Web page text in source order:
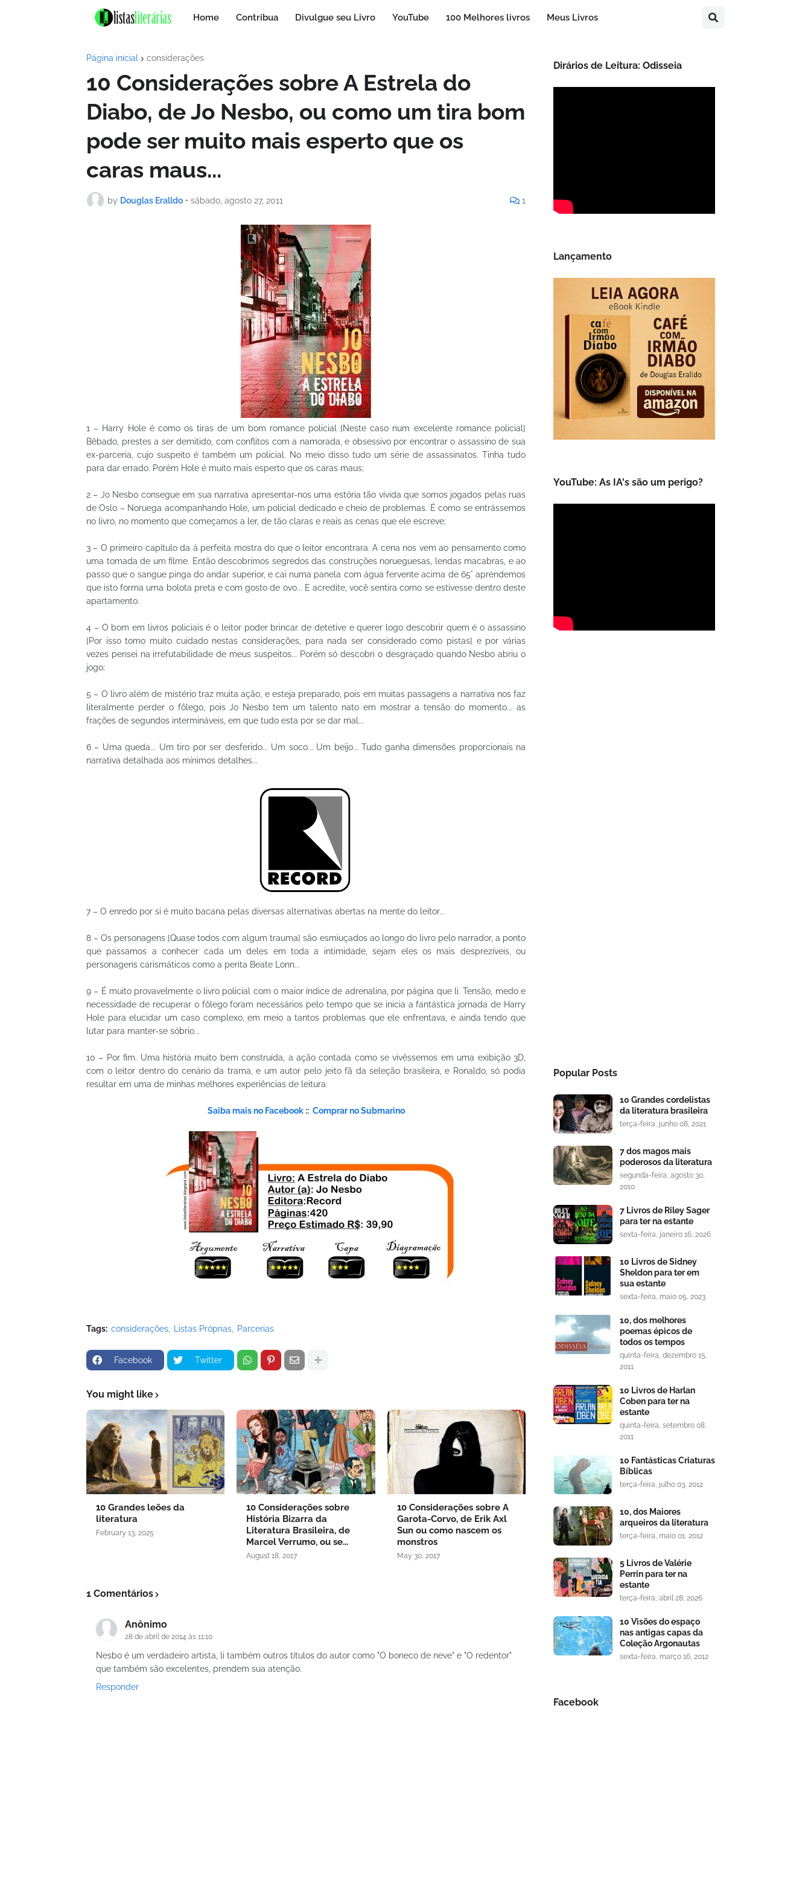
Home Contribua Divulgue seu Livro YouTube 100 Melhores livros Meus Livros
Página inicial considerações
10 Considerações sobre A Estrela do
Diabo, de Jo Nesbo, ou como um tira bom
pode ser muito mais esperto que os
caras maus...
by Douglas Eralldo • sábado, agosto 27, 2011 1
1 – Harry Hole é como os tiras de um bom romance policial [Neste caso num excelente romance policial]
Bêbado, prestes a ser demitido, com conflitos com a namorada, e obsessivo por encontrar o assassino de sua
ex-parceria, cujo suspeito é também um policial. No meio disso tudo um série de assassinatos. Tinha tudo
para dar errado. Porém Hole é muito mais esperto que os caras maus;
2 – Jo Nesbo consegue em sua narrativa apresentar-nos uma estória tão vívida que somos jogados pelas ruas
de Oslo – Noruega acompanhando Hole, um policial dedicado e cheio de problemas. É como se entrássemos
no livro, no momento que começamos a ler, de tão claras e reais as cenas que ele escreve;
3 – O primeiro capítulo da á perfeita mostra do que o leitor encontrara. A cena nos vem ao pensamento como
uma tomada de um filme. Então descobrimos segredos das construções norueguesas, lendas macabras, e ao
passo que o sangue pinga do andar superior, e cai numa panela com água fervente acima de 65° aprendemos
que isto forma uma bolota preta e com gosto de ovo... E acredite, você sentira como se estivesse dentro deste
apartamento.
4 – O bom em livros policiais é o leitor poder brincar de detetive e querer logo descobrir quem é o assassino
[Por isso tomo muito cuidado nestas considerações, para nada ser considerado como pistas] e por várias
vezes pensei na irrefutabilidade de meus suspeitos... Porém só descobri o desgraçado quando Nesbo abriu o
jogo;
5 – O livro além de mistério traz muita ação, e esteja preparado, pois em muitas passagens a narrativa nos faz
literalmente perder o fôlego, pois Jo Nesbo tem um talento nato em mostrar a tensão do momento... as
frações de segundos intermináveis, em que tudo esta por se dar mal...
6 – Uma queda... Um tiro por ser desferido... Um soco... Um beijo... Tudo ganha dimensões proporcionais na
narrativa detalhada aos mínimos detalhes...
7 – O enredo por si é muito bacana pelas diversas alternativas abertas na mente do leitor...
8 – Os personagens [Quase todos com algum trauma] são esmiuçados ao longo do livro pelo narrador, a ponto
que passamos a conhecer cada um deles em toda a intimidade, sejam eles os mais desprezíveis, ou
personagens carismáticos como a perita Beate Lonn...
9 – É muito provavelmente o livro policial com o maior índice de adrenalina, por página que li. Tensão, medo e
necessidade de recuperar o fôlego foram necessários pelo tempo que se inicia a fantástica jornada de Harry
Hole para elucidar um caso complexo, em meio a tantos problemas que ele enfrentava, e ainda tendo que
lutar para manter-se sóbrio...
10 – Por fim. Uma história muito bem construída, a ação contada como se vivêssemos em uma exibição 3D,
com o leitor dentro do cenário da trama, e um autor pelo jeito fã da seleção brasileira, e Ronaldo, só podia
resultar em uma de minhas melhores experiências de leitura.
Saiba mais no Facebook:: Comprar no Submarino
Tags: considerações Listas Próprias Parcerias
Facebook Twitter
You might like
10 Grandes leões da
literatura
February 13, 2025
10 Considerações sobre
História Bizarra da
Literatura Brasileira, de
Marcel Verrumo, ou se...
August 18, 2017
10 Considerações sobre A
Garota-Corvo, de Erik Axl
Sun ou como nascem os
monstros
May 30, 2017
1 Comentários
Anônimo
28 de abril de 2014 às 11:10
Nesbo é um verdadeiro artista, li também outros títulos do autor como "O boneco de neve" e "O redentor"
que também são excelentes, prendem sua atenção.
Responder
Dirários de Leitura: Odisseia
Lançamento
YouTube: As IA's são um perigo?
Popular Posts
10 Grandes cordelistas
da literatura brasileira
terça-feira, junho 08, 2021
7 dos magos mais
poderosos da literatura
segunda-feira, agosto 30,
2010
7 Livros de Riley Sager
para ter na estante
sexta-feira, janeiro 16, 2026
10 Livros de Sidney
Sheldon para ter em
sua estante
sexta-feira, maio 05, 2023
10, dos melhores
poemas épicos de
todos os tempos
quinta-feira, dezembro 15,
2011
10 Livros de Harlan
Coben para ter na
estante
quinta-feira, setembro 08,
2011
10 Fantásticas Criaturas
Bíblicas
terça-feira, julho 03, 2012
10, dos Maiores
arqueiros da literatura
terça-feira, maio 01, 2012
5 Livros de Valérie
Perrin para ter na
estante
terça-feira, abril 28, 2026
10 Visões do espaço
nas antigas capas da
Coleção Argonautas
sexta-feira, março 16, 2012
Facebook